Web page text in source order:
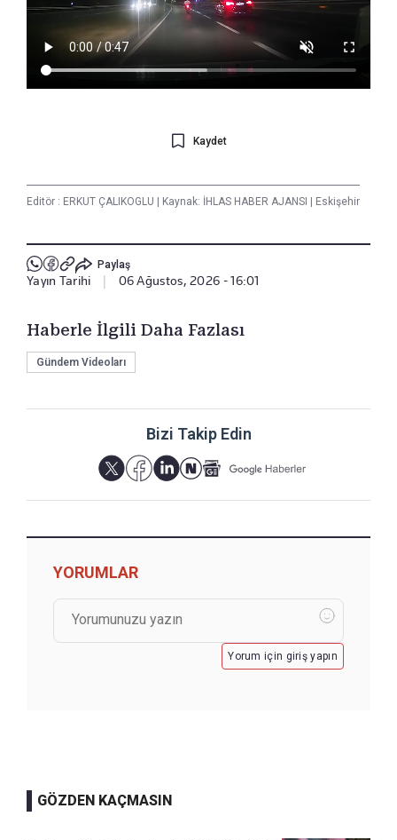
Kaydet
Editör : ERKUT ÇALIKOGLU | Kaynak: İHLAS HABER AJANSI | Eskişehir
Paylaş
Yayın Tarihi 06 Ağustos, 2026 - 16:01
Haberle İlgili Daha Fazlası
Gündem Videoları
Bizi Takip Edin
YORUMLAR
Yorum için giriş yapın
GÖZDEN KAÇMASIN